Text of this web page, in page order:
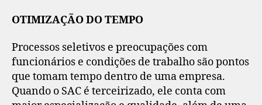
OTIMIZAÇÃO DO TEMPO
Processos seletivos e preocupações com
funcionários e condições de trabalho são pontos
que tomam tempo dentro de uma empresa.
Quando o SAC é terceirizado, ele conta com